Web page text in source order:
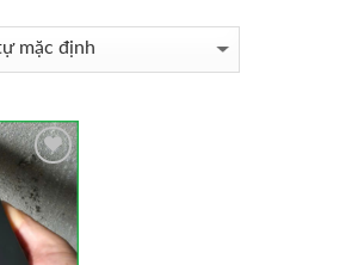
Add to
Wishlist